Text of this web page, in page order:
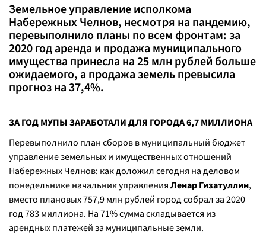
Земельное управление исполкома
Набережных Челнов, несмотря на пандемию,
перевыполнило планы по всем фронтам: за
2020 год аренда и продажа муниципального
имущества принесла на 25 млн рублей больше
ожидаемого, а продажа земель превысила
прогноз на 37,4%.
ЗА ГОД МУПЫ ЗАРАБОТАЛИ ДЛЯ ГОРОДА 6,7 МИЛЛИОНА
Перевыполнило план сборов в муниципальный бюджет
управление земельных и имущественных отношений
Набережных Челнов: как доложил сегодня на деловом
понедельнике начальник управленияЛенар Гизатуллин,
вместо плановых 757,9 млн рублей город собрал за 2020
год 783 миллиона. На 71% сумма складывается из
арендных платежей за муниципальные земли.